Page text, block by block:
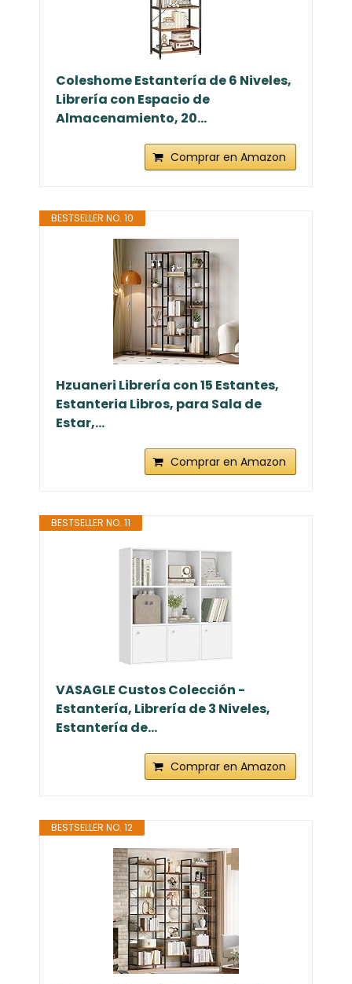
Coleshome Estantería de 6 Niveles,
Librería con Espacio de
Almacenamiento, 20...
Comprar en Amazon
BESTSELLER NO. 10
Hzuaneri Librería con 15 Estantes,
Estanteria Libros, para Sala de
Estar,...
Comprar en Amazon
BESTSELLER NO. 11
VASAGLE Custos Colección -
Estantería, Librería de 3 Niveles,
Estantería de...
Comprar en Amazon
BESTSELLER NO. 12